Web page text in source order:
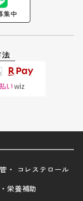
・ コレステロール
栄養補助